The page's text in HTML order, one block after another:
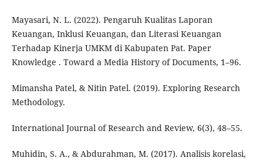
Mayasari, N. L. (2022). Pengaruh Kualitas Laporan
Keuangan, Inklusi Keuangan, dan Literasi Keuangan
Terhadap Kinerja UMKM di Kabupaten Pat. Paper
Knowledge . Toward a Media History of Documents, 1–96.
Mimansha Patel, & Nitin Patel. (2019). Exploring Research
Methodology.
International Journal of Research and Review, 6(3), 48–55.
Muhidin, S. A., & Abdurahman, M. (2017). Analisis korelasi,